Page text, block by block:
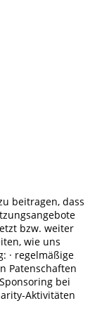
beitragen, dass
bzw. weiter
wie uns
· regelmäßige
Patenschaften
bei
Aktivitäten